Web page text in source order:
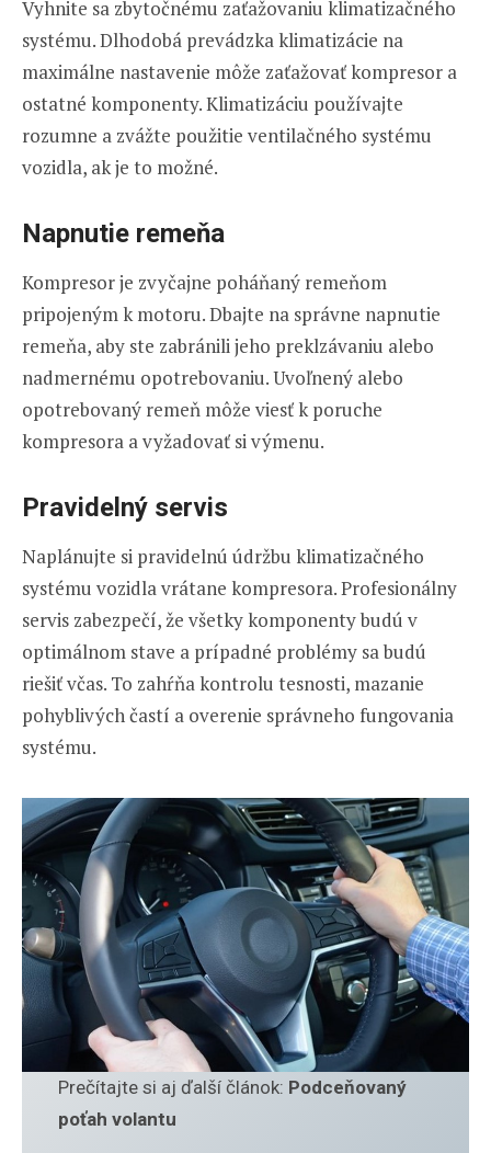
Vyhnite sa zbytočnému zaťažovaniu klimatizačného
systému. Dlhodobá prevádzka klimatizácie na
maximálne nastavenie môže zaťažovať kompresor a
ostatné komponenty. Klimatizáciu používajte
rozumne a zvážte použitie ventilačného systému
vozidla, ak je to možné.
Napnutie remeňa
Kompresor je zvyčajne poháňaný remeňom
pripojeným k motoru. Dbajte na správne napnutie
remeňa, aby ste zabránili jeho preklzávaniu alebo
nadmernému opotrebovaniu. Uvoľnený alebo
opotrebovaný remeň môže viesť k poruche
kompresora a vyžadovať si výmenu.
Pravidelný servis
Naplánujte si pravidelnú údržbu klimatizačného
systému vozidla vrátane kompresora. Profesionálny
servis zabezpečí, že všetky komponenty budú v
optimálnom stave a prípadné problémy sa budú
riešiť včas. To zahŕňa kontrolu tesnosti, mazanie
pohyblivých častí a overenie správneho fungovania
systému.
Prečítajte si aj ďalší článok: Podceňovaný
poťah volantu